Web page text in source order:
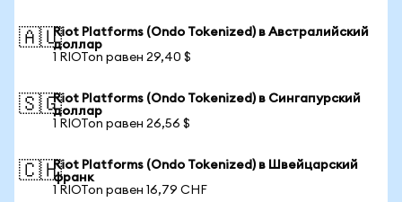
🇦🇺Riot Platforms (Ondo Tokenized) в Австралийский
доллар
1 RIOTon равен 29,40 $
🇸🇬Riot Platforms (Ondo Tokenized) в Сингапурский
доллар
1 RIOTon равен 26,56 $
🇨🇭Riot Platforms (Ondo Tokenized) в Швейцарский
франк
1 RIOTon равен 16,79 CHF